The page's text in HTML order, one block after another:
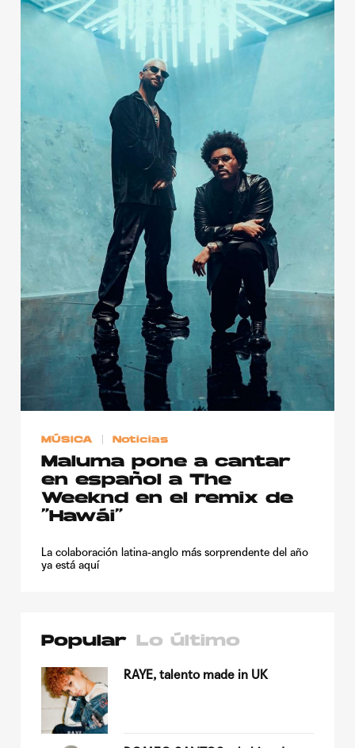
MÚSICA Noticias
Maluma pone a cantar
en español a The
Weeknd en el remix de
“Hawái”
La colaboración latina-anglo más sorprendente del año
ya está aquí
Popular Lo último
RAYE, talento made in UK